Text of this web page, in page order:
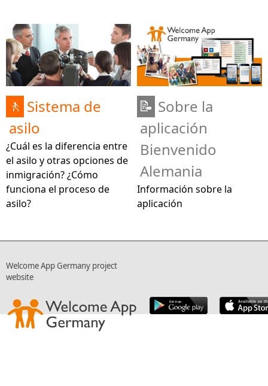
🚶 Sistema de
asilo
¿Cuál es la diferencia entre
el asilo y otras opciones de
inmigración? ¿Cómo
funciona el proceso de
asilo?
📝 Sobre la
aplicación
Bienvenido
Alemania
Información sobre la
aplicación
Welcome App Germany project
website